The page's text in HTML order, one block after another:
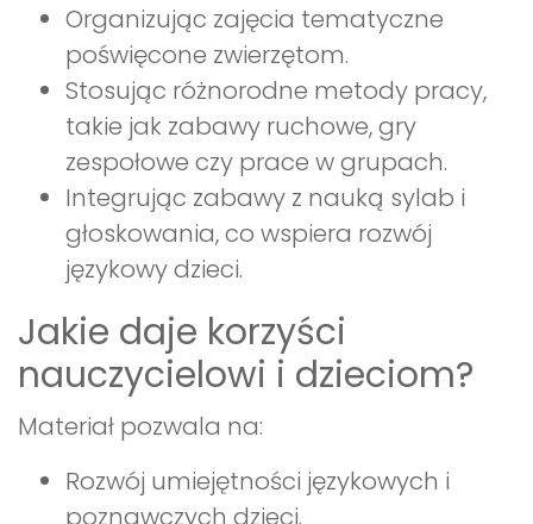
Organizując zajęcia tematyczne
poświęcone zwierzętom.
Stosując różnorodne metody pracy,
takie jak zabawy ruchowe, gry
zespołowe czy prace w grupach.
Integrując zabawy z nauką sylab i
głoskowania, co wspiera rozwój
językowy dzieci.
Jakie daje korzyści
nauczycielowi i dzieciom?
Materiał pozwala na:
Rozwój umiejętności językowych i
poznawczych dzieci.